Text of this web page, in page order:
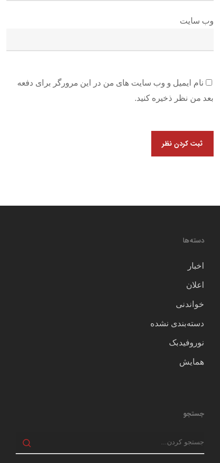
وب سایت
نام ایمیل و وب سایت های من در این مرورگر برای دفعه
بعد من نظر ذخیره کنید.
دسته‌ها
اخبار
اعلان
خواندنی
دسته‌بندی نشده
نوروفیدبک
همایش
جستجو